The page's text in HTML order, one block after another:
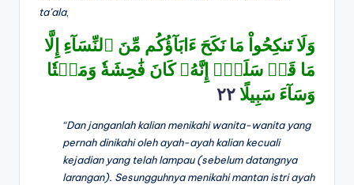
ta’ala,
وَلَا تَنكِحُواْ مَا نَكَحَ ءَابَآؤُكُم مِّنَ ٱلنِّسَآءِ إِلَّا
مَا قَدۡ سَلَفَۚ إِنَّهُۥ كَانَ فَٰحِشَةٗ وَمَقۡتٗا
وَسَآءَ سَبِيلًا
“Dan janganlah kalian menikahi wanita-wanita yang
pernah dinikahi oleh ayah-ayah kalian kecuali
kejadian yang telah lampau (sebelum datangnya
larangan). Sesungguhnya menikahi mantan istri ayah